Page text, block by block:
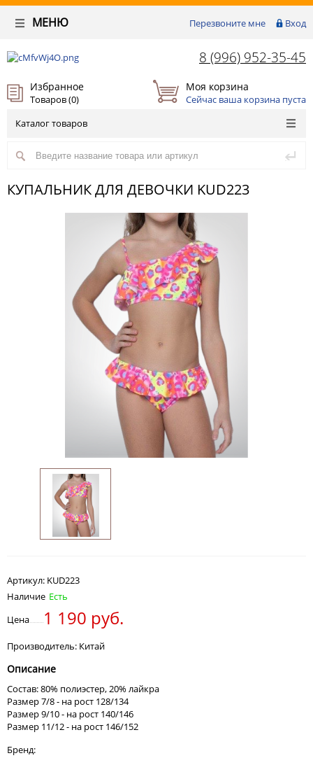
Перезвоните мне Вход
МЕНЮ
8 (996) 952-35-45
Избранное
Товаров (0)
Моя корзина
Сейчас ваша корзина пуста
Каталог товаров
КУПАЛЬНИК ДЛЯ ДЕВОЧКИ KUD223
Артикул: KUD223
Наличие Есть
Цена
1 190 руб.
Производитель: Китай
Описание
Состав: 80% полиэстер, 20% лайкра
Размер 7/8 - на рост 128/134
Размер 9/10 - на рост 140/146
Размер 11/12 - на рост 146/152
Бренд: